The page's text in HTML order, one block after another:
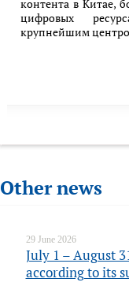
контента в Китае,
цифровых
крупнейшим
Other news
29 June 2026
July 1 – August
according to its